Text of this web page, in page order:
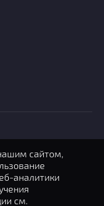
сайтом,
аналитики
см.